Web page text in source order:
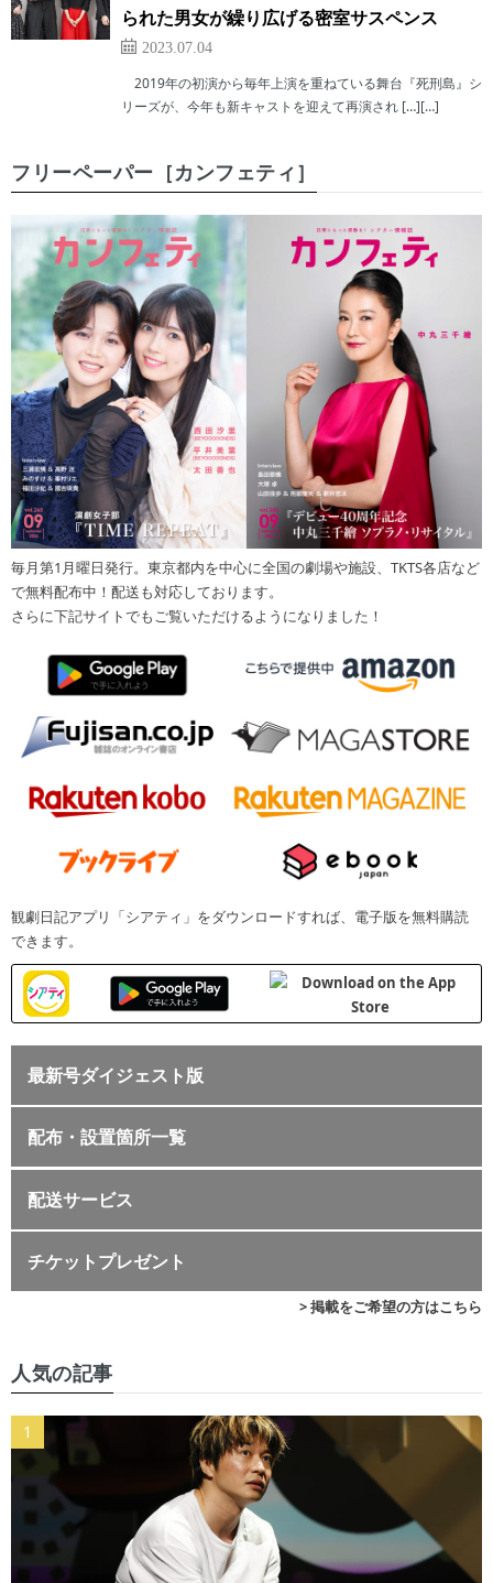
られた男女が繰り広げる密室サスペンス
2023.07.04
2019年の初演から毎年上演を重ねている舞台『死刑島』シ
リーズが、今年も新キャストを迎えて再演され […][…]
フリーペーパー［カンフェティ］
毎月第1月曜日発行。東京都内を中心に全国の劇場や施設、TKTS各店など
で無料配布中！配送も対応しております。
さらに下記サイトでもご覧いただけるようになりました！
観劇日記アプリ「シアティ」をダウンロードすれば、電子版を無料購読
できます。
最新号ダイジェスト版
配布・設置箇所一覧
配送サービス
チケットプレゼント
> 掲載をご希望の方はこちら
人気の記事